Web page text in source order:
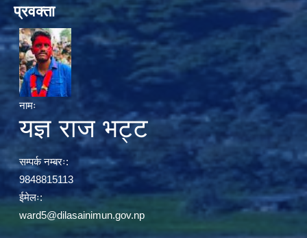
प्रवक्ता
नामः
यज्ञ राज भट्ट
सम्पर्क नम्बरः:
9848815113
ईमेलः:
ward5@dilasainimun.gov.np